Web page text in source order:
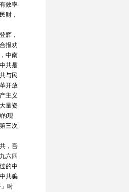
效率
财，
辉，
报劝
中南
共是
与民
开放
主义
量资
现
三次
，吾
六四
的中
共骗
时